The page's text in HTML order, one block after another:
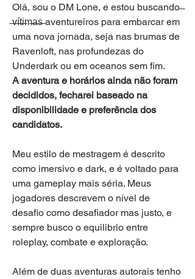
Olá, sou o DM Lone, e estou buscando
̶v̶í̶t̶i̶m̶a̶s̶ aventureiros para embarcar em
uma nova jornada, seja nas brumas de
Ravenloft, nas profundezas do
Underdark ou em oceanos sem fim.
A aventura e horários ainda não foram
decididos, fecharei baseado na
disponibilidade e preferência dos
candidatos.
Meu estilo de mestragem é descrito
como imersivo e dark, e é voltado para
uma gameplay mais séria. Meus
jogadores descrevem o nível de
desafio como desafiador mas justo, e
sempre busco o equilibrio entre
roleplay, combate e exploração.
Além de duas aventuras autorais tenho